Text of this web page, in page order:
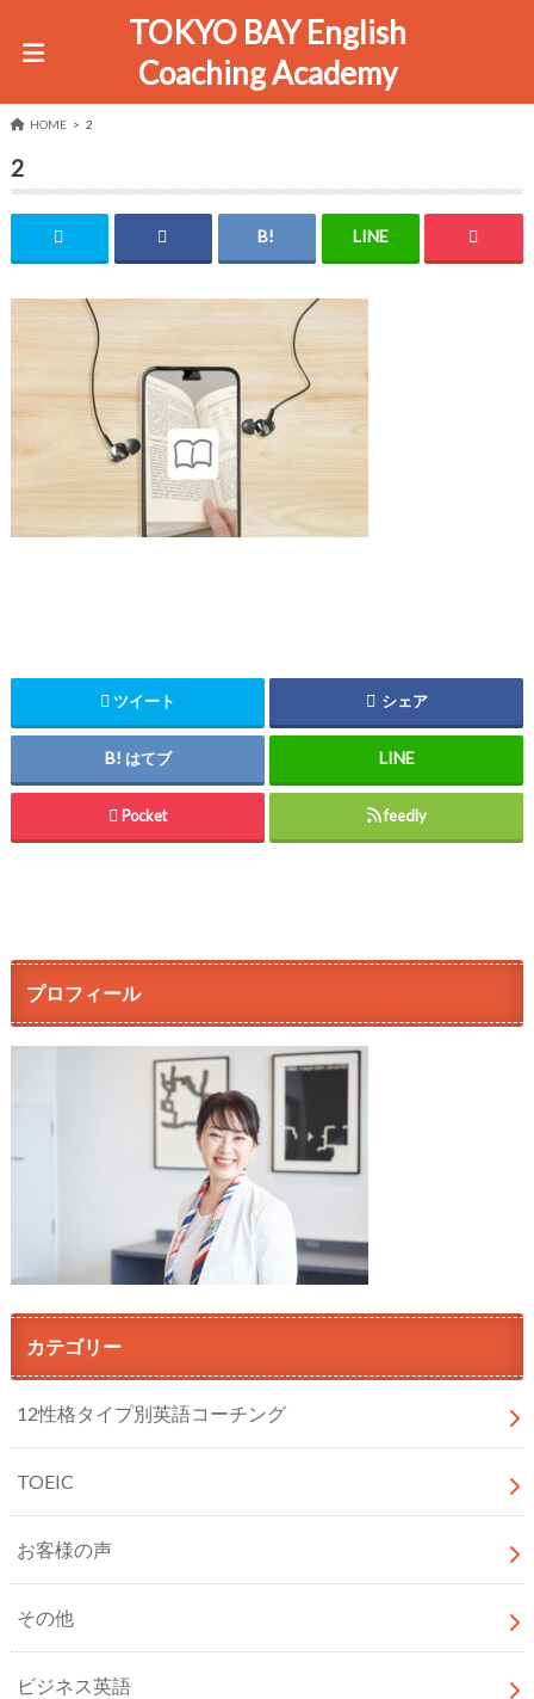
TOKYO BAY English
Coaching Academy
HOME 2
2
ツイート シェア
はてブ
Pocket feedly
プロフィール
カテゴリー
12性格タイプ別英語コーチング
TOEIC
お客様の声
その他
ビジネス英語